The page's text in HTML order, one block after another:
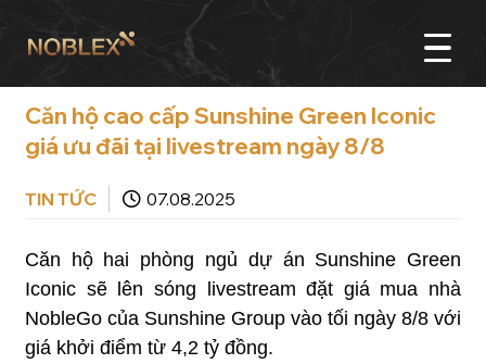
Căn hộ cao cấp Sunshine Green Iconic
giá ưu đãi tại livestream ngày 8/8
TIN TỨC 07.08.2025
Căn hộ hai phòng ngủ dự án Sunshine Green
Iconic sẽ lên sóng livestream đặt giá mua nhà
NobleGo của Sunshine Group vào tối ngày 8/8 với
giá khởi điểm từ 4,2 tỷ đồng.